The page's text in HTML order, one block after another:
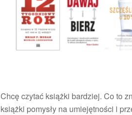
Chcę czytać książki bardziej. Co to
książki pomysły na umiejętności i